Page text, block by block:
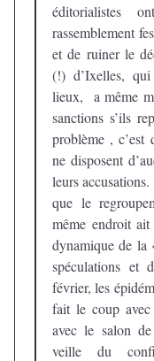
éditorialistes
rassemblement
et de ruiner le
(!) d’Ixelles,
lieux, a même
sanctions s’ils
problème , c’est
ne disposent
leurs
que le
même endroit
dynamique de la
spéculations et
février, les
fait le coup
avec le salon
veille du